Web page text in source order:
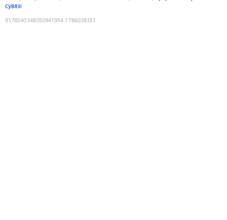
сувязі
9178540348350941954:1786038351